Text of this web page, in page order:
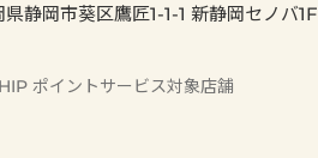
県静岡市葵区鷹匠1-1-1 新静岡セノバ1F
ポイントサービス対象店舗